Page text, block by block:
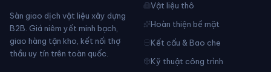
Sàn giao dịch vật liệu xây dựng
B2B. Giá niêm yết minh bạch,
giao hàng tận kho, kết nối thợ
thầu uy tín trên toàn quốc.
Vật liệu thô
Hoàn thiện bề mặt
Kết cấu & Bao che
Kỹ thuật công trình